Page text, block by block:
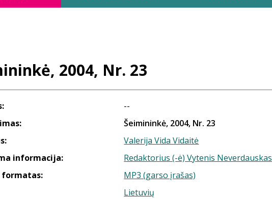
2004, Nr. 23
--
Šeimininkė, 2004, Nr. 23
Valerija Vida Vidaitė
informacija:
Redaktorius (-ė) Vytenis Neverdauskas
formatas:
MP3 (garso įrašas)
Lietuvių